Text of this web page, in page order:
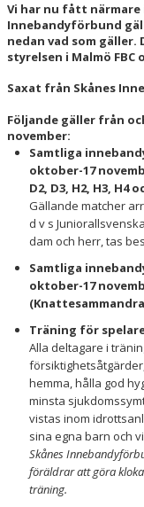
Vi har nu fått
Innebandyförbund
nedan vad som gäller.
styrelsen i Malmö
Saxat från Skånes
Följande gäller från
november:
Samtliga
oktober-17
D2, D3, H2, H3,
Gällande matcher
d v s
dam och herr, tas
Samtliga
oktober-17
Träning för
Alla deltagare i
hemma, hålla god
minsta
vistas inom
sina egna barn och
Skånes
föräldrar att göra
träning.